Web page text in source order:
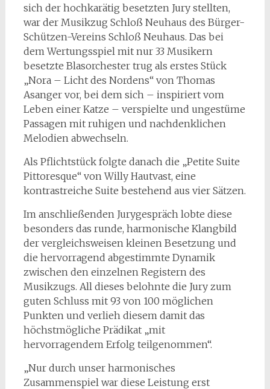
sich der hochkarätig besetzten Jury stellten,
war der Musikzug Schloß Neuhaus des Bürger-
Schützen-Vereins Schloß Neuhaus. Das bei
dem Wertungsspiel mit nur 33 Musikern
besetzte Blasorchester trug als erstes Stück
„Nora – Licht des Nordens“ von Thomas
Asanger vor, bei dem sich – inspiriert vom
Leben einer Katze – verspielte und ungestüme
Passagen mit ruhigen und nachdenklichen
Melodien abwechseln.
Als Pflichtstück folgte danach die „Petite Suite
Pittoresque“ von Willy Hautvast, eine
kontrastreiche Suite bestehend aus vier Sätzen.
Im anschließenden Jurygespräch lobte diese
besonders das runde, harmonische Klangbild
der vergleichsweisen kleinen Besetzung und
die hervorragend abgestimmte Dynamik
zwischen den einzelnen Registern des
Musikzugs. All dieses belohnte die Jury zum
guten Schluss mit 93 von 100 möglichen
Punkten und verlieh diesem damit das
höchstmögliche Prädikat „mit
hervorragendem Erfolg teilgenommen“.
„Nur durch unser harmonisches
Zusammenspiel war diese Leistung erst